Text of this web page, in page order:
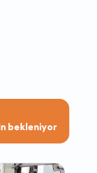
bekleniyor